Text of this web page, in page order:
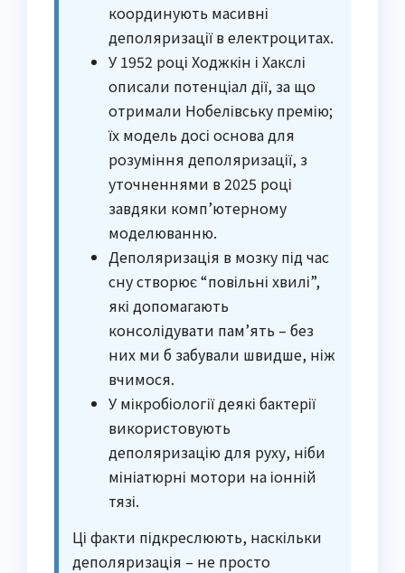
координують масивні
деполяризації в електроцитах.
У 1952 році Ходжкін і Хакслі
описали потенціал дії, за що
отримали Нобелівську премію;
їх модель досі основа для
розуміння деполяризації, з
уточненнями в 2025 році
завдяки комп’ютерному
моделюванню.
Деполяризація в мозку під час
сну створює “повільні хвилі”,
які допомагають
консолідувати пам’ять – без
них ми б забували швидше, ніж
вчимося.
У мікробіології деякі бактерії
використовують
деполяризацію для руху, ніби
мініатюрні мотори на іонній
тязі.
Ці факти підкреслюють, наскільки
деполяризація – не просто